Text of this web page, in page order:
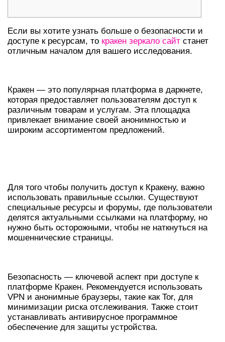
Если вы хотите узнать больше о безопасности и
доступе к ресурсам, то кракен зеркало сайт станет
отличным началом для вашего исследования.
Кракен — это популярная платформа в даркнете,
которая предоставляет пользователям доступ к
различным товарам и услугам. Эта площадка
привлекает внимание своей анонимностью и
широким ассортиментом предложений.
Для того чтобы получить доступ к Кракену, важно
использовать правильные ссылки. Существуют
специальные ресурсы и форумы, где пользователи
делятся актуальными ссылками на платформу, но
нужно быть осторожными, чтобы не наткнуться на
мошеннические страницы.
Безопасность — ключевой аспект при доступе к
платформе Кракен. Рекомендуется использовать
VPN и анонимные браузеры, такие как Tor, для
минимизации риска отслеживания. Также стоит
устанавливать антивирусное программное
обеспечение для защиты устройства.